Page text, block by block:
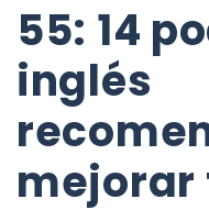
55: 14
inglés
mejorar